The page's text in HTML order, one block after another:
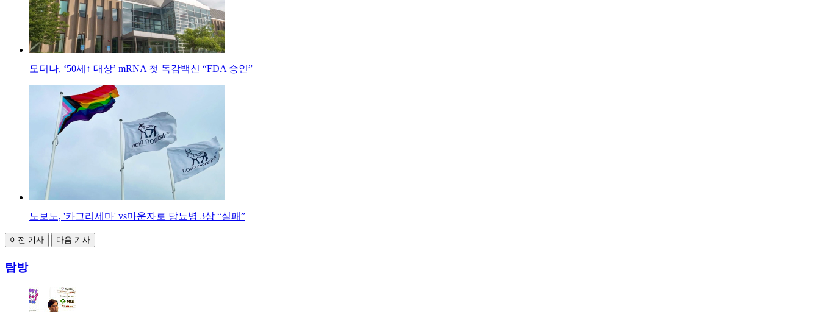
모더나, ‘50세↑ 대상’ mRNA 첫 독감백신 “FDA 승인”
노보노, '카그리세마' vs마운자로 당뇨병 3상 “실패”
이전 기사 다음 기사
탐방